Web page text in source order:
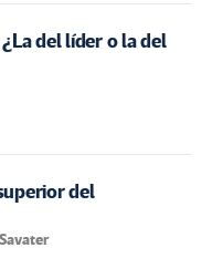
del líder o la del
del